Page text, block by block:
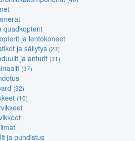
quadkopterit
ja lentokoneet
ja säilytys (23)
ja anturit (31)
(37)
(32)
(10)
ja puhdistus